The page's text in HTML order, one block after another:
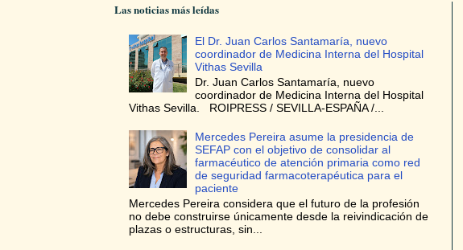
Las noticias más leídas
El Dr. Juan Carlos Santamaría, nuevo
coordinador de Medicina Interna del Hospital
Vithas Sevilla
Dr. Juan Carlos Santamaría, nuevo
coordinador de Medicina Interna del Hospital
Vithas Sevilla. ROIPRESS / SEVILLA-ESPAÑA /...
Mercedes Pereira asume la presidencia de
SEFAP con el objetivo de consolidar al
farmacéutico de atención primaria como red
de seguridad farmacoterapéutica para el
paciente
Mercedes Pereira considera que el futuro de la profesión
no debe construirse únicamente desde la reivindicación de
plazas o estructuras, sin...